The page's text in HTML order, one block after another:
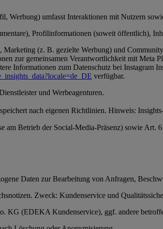
Werbung) umfasst Interaktionen mit Nutzern
Profilinformationen (soweit öffentlich),
(z. B. gezielte Werbung) und
zur gemeinsamen Verantwortlichkeit mit Meta
Informationen zum Datenschutz bei Instagram
verfügbar.
und Werbeagenturen.
nach eigenen Richtlinien. Hinweis:
am Betrieb der Social-Media-Präsenz) sowie
Daten zur Bearbeitung von Anfragen,
Zweck: Kundenservice und
KG (EDEKA Kundenservice), ggf. andere